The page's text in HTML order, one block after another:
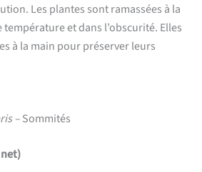
Les plantes sont ramassées à la
température et dans l’obscurité. Elles
à la main pour préserver leurs
–Sommités